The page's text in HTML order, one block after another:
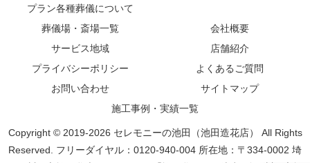
プラン各種葬儀について
葬儀場・斎場一覧
会社概要
サービス地域
店舗紹介
プライバシーポリシー
よくあるご質問
お問い合わせ
サイトマップ
施工事例・実績一覧
Copyright © 2019-2026 セレモニーの池田（池田造花店） All Rights
Reserved. フリーダイヤル：0120-940-004 所在地：〒334-0002 埼